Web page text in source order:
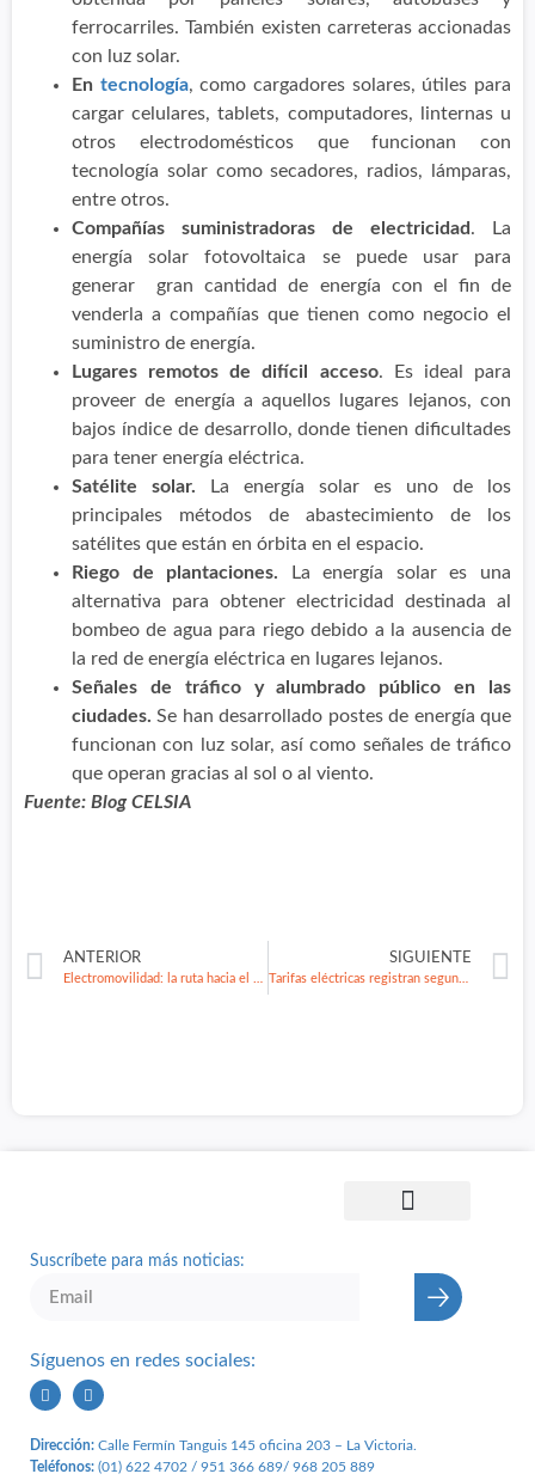
ferrocarriles. También existen carreteras accionadas
con luz solar.
En tecnología, como cargadores solares, útiles para
cargar celulares, tablets, computadores, linternas u
otros electrodomésticos que funcionan con
tecnología solar como secadores, radios, lámparas,
entre otros.
Compañías suministradoras de electricidad . La
energía solar fotovoltaica se puede usar para
generar gran cantidad de energía con el fin de
venderla a compañías que tienen como negocio el
suministro de energía.
Lugares remotos de difícil acceso. Es ideal para
proveer de energía a aquellos lugares lejanos, con
bajos índice de desarrollo, donde tienen dificultades
para tener energía eléctrica.
Satélite solar. La energía solar es uno de los
principales métodos de abastecimiento de los
satélites que están en órbita en el espacio.
Riego de plantaciones. La energía solar es una
alternativa para obtener electricidad destinada al
bombeo de agua para riego debido a la ausencia de
la red de energía eléctrica en lugares lejanos.
Señales de tráfico y alumbrado público en las
ciudades.Se han desarrollado postes de energía que
funcionan con luz solar, así como señales de tráfico
que operan gracias al sol o al viento.
Fuente: Blog CELSIA
ANTERIOR SIGUIENTE
Tarifas eléctricas registran segunda alza del 2022
Suscríbete para más noticias:
🡢
Síguenos en redes sociales:
Dirección: Calle Fermín Tanguis 145 oficina 203 – L a Victoria.
Teléfonos: (01) 622 4702 / 951 366 689/ 968 205 889